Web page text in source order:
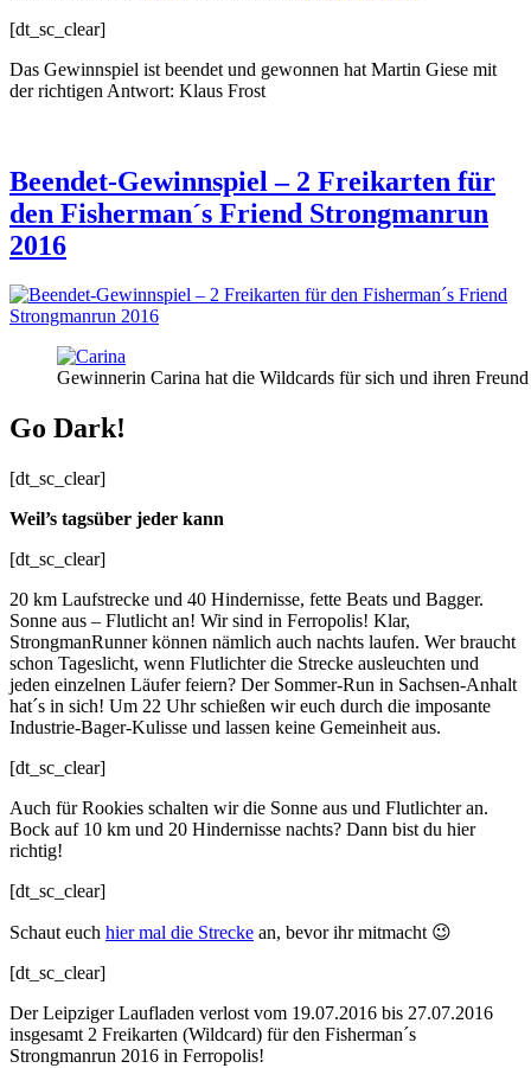
[dt_sc_clear]
Das Gewinnspiel ist beendet und gewonnen hat Martin Giese mit
der richtigen Antwort: Klaus Frost
Beendet-Gewinnspiel – 2 Freikarten für
den Fisherman´s Friend Strongmanrun
2016
Gewinnerin Carina hat die Wildcards für sich und ihren
Go Dark!
[dt_sc_clear]
Weil’s tagsüber jeder kann
[dt_sc_clear]
20 km Laufstrecke und 40 Hindernisse, fette Beats und Bagger.
Sonne aus – Flutlicht an! Wir sind in Ferropolis! Klar,
StrongmanRunner können nämlich auch nachts laufen. Wer braucht
schon Tageslicht, wenn Flutlichter die Strecke ausleuchten und
jeden einzelnen Läufer feiern? Der Sommer-Run in Sachsen-Anhalt
hat´s in sich! Um 22 Uhr schießen wir euch durch die imposante
Industrie-Bager-Kulisse und lassen keine Gemeinheit aus.
[dt_sc_clear]
Auch für Rookies schalten wir die Sonne aus und Flutlichter an.
Bock auf 10 km und 20 Hindernisse nachts? Dann bist du hier
richtig!
[dt_sc_clear]
Schaut euch hier mal die Strecke an, bevor ihr mitmacht 😉
[dt_sc_clear]
Der Leipziger Laufladen verlost vom 19.07.2016 bis 27.07.2016
insgesamt 2 Freikarten (Wildcard) für den Fisherman´s
Strongmanrun 2016 in Ferropolis!